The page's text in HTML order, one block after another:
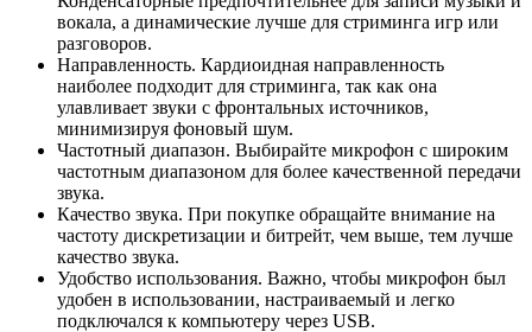
вокала, а динамические лучше для стриминга игр или
разговоров.
Направленность. Кардиоидная направленность
наиболее подходит для стриминга, так как она
улавливает звуки с фронтальных источников,
минимизируя фоновый шум.
Частотный диапазон. Выбирайте микрофон с широким
частотным диапазоном для более качественной передачи
звука.
Качество звука. При покупке обращайте внимание на
частоту дискретизации и битрейт, чем выше, тем лучше
качество звука.
Удобство использования. Важно, чтобы микрофон был
удобен в использовании, настраиваемый и легко
подключался к компьютеру через USB.